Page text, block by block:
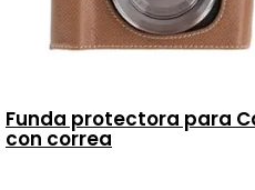
Funda protectora para
con correa